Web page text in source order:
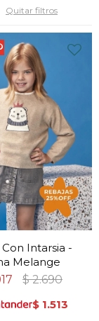
Quitar filtros
Intarsia -
Melange
$ 2.690
$ 1.513